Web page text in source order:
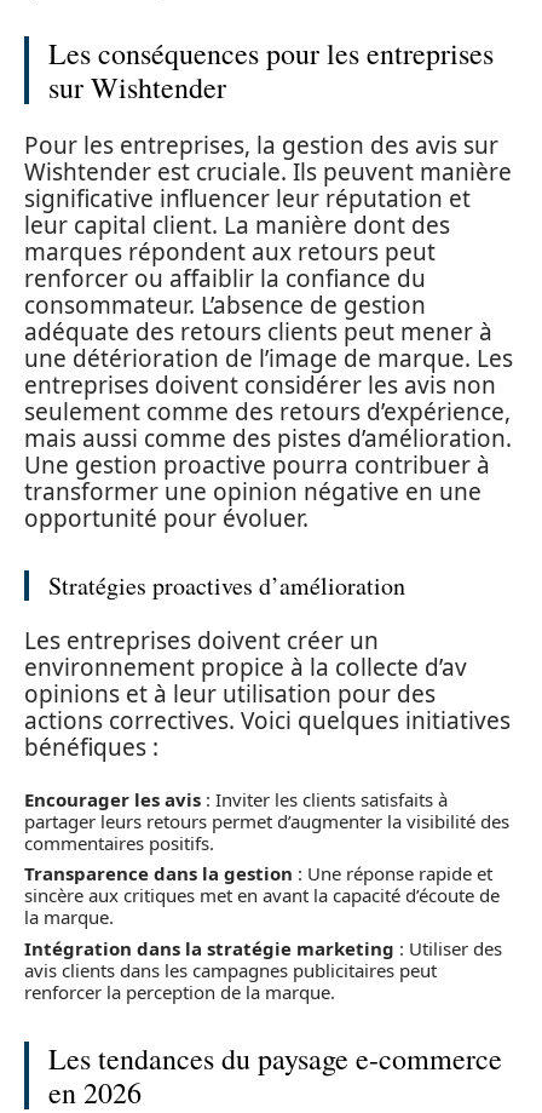
Les conséquences pour les entreprises
sur Wishtender
Pour les entreprises, la gestion des avis sur
Wishtender est cruciale. Ils peuvent manière
significative influencer leur réputation et
leur capital client. La manière dont des
marques répondent aux retours peut
renforcer ou affaiblir la confiance du
consommateur. L’absence de gestion
adéquate des retours clients peut mener à
une détérioration de l’image de marque. Les
entreprises doivent considérer les avis non
seulement comme des retours d’expérience,
mais aussi comme des pistes d’amélioration.
Une gestion proactive pourra contribuer à
transformer une opinion négative en une
opportunité pour évoluer.
Stratégies proactives d’amélioration
Les entreprises doivent créer un
environnement propice à la collecte d’av
opinions et à leur utilisation pour des
actions correctives. Voici quelques initiatives
bénéfiques :
Encourager les avis : Inviter les clients satisfaits à
partager leurs retours permet d’augmenter la visibilité des
commentaires positifs.
Transparence dans la gestion : Une réponse rapide et
sincère aux critiques met en avant la capacité d’écoute de
la marque.
Intégration dans la stratégie marketing : Utiliser des
avis clients dans les campagnes publicitaires peut
renforcer la perception de la marque.
Les tendances du paysage e-commerce
en 2026